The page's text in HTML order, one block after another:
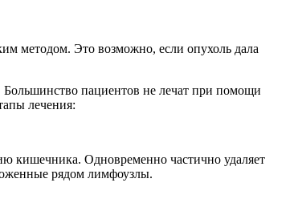
методом. Это возможно, если опухоль дала
Большинство пациентов не лечат при помощи
лечения:
кишечника. Одновременно частично удаляет
рядом лимфоузлы.